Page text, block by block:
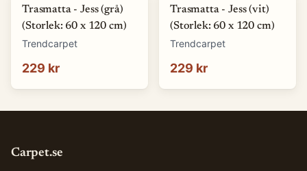
Trasmatta - Jess (grå)
(Storlek: 60 x 120 cm)
Trendcarpet
229 kr
Trasmatta - Jess (vit)
(Storlek: 60 x 120 cm)
Trendcarpet
229 kr
Carpet.se